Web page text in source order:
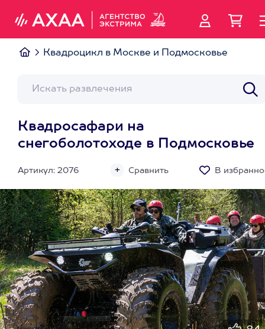
Квадроцикл в Москве и Подмосковье
Квадросафари на
снегоболотоходе в Подмосковье
Артикул: 2076 Сравнить В